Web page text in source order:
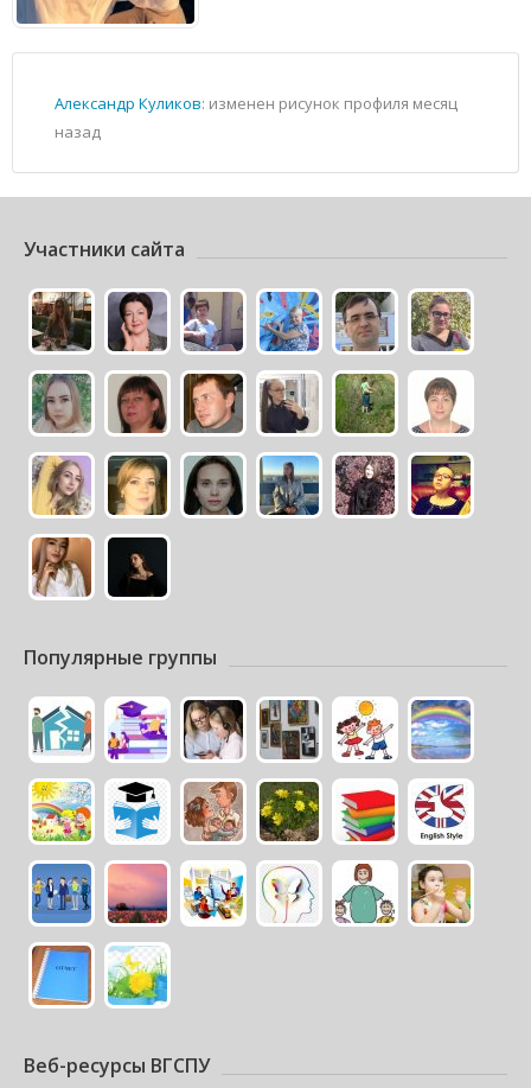
Александр Куликов: изменен рисунок профиля месяц
назад
Участники сайта
Популярные группы
Веб-ресурсы ВГСПУ